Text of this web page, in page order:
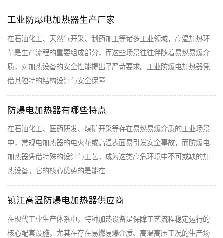
工业防爆电加热器生产厂家
在石油化工、天然气开采、制药加工等诸多工业领域，高温加热环
节是生产流程的重要组成部分，而这些场景往往伴随着易燃易爆介
质，对加热设备的安全性能提出了严苛要求。工业防爆电加热器凭
借其独特的结构设计与安全保障…
防爆电加热器有哪些特点
在石油化工、医药研发、煤矿开采等存在易燃易爆介质的工业场景
中，常规电加热器的电火花或高温表面易引发安全事故，而防爆电
加热器凭借特殊的设计与工艺，成为这类高危环境中不可或缺的加
热设备。它的核心优势的是能在…
镇江高温防爆电加热器供应商
在现代工业生产体系中，特种加热设备是保障工艺流程稳定运行的
核心配套设施，尤其在存在易燃易爆介质、高温高压工况的生产场